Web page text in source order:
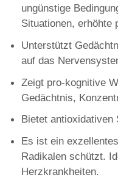
ungünstige
Situationen, erhöhte
Unterstützt
auf das
Zeigt pro-kognitive
Gedächtnis,
Bietet antioxidativen
Es ist ein
Radikalen schützt.
Herzkrankheiten.